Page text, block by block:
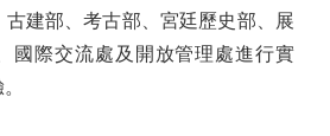
建部、考古部、宮廷歷史部、展
國際交流處及開放管理處進行實